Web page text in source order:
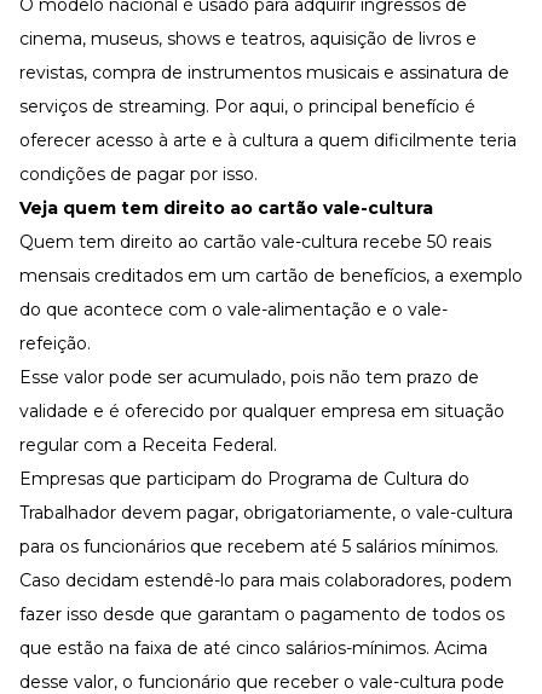
O modelo nacional é usado para adquirir ingressos de
cinema, museus, shows e teatros, aquisição de livros e
revistas, compra de instrumentos musicais e assinatura de
serviços de streaming. Por aqui, o principal benefício é
oferecer acesso à arte e à cultura a quem dificilmente teria
condições de pagar por isso.
Veja quem tem direito ao cartão vale-cultura
Quem tem direito ao cartão vale-cultura recebe 50 reais
mensais creditados em um cartão de benefícios, a exemplo
do que acontece com o vale-alimentação e o vale-
refeição.
Esse valor pode ser acumulado, pois não tem prazo de
validade e é oferecido por qualquer empresa em situação
regular com a Receita Federal.
Empresas que participam do Programa de Cultura do
Trabalhador devem pagar, obrigatoriamente, o vale-cultura
para os funcionários que recebem até 5 salários mínimos.
Caso decidam estendê-lo para mais colaboradores, podem
fazer isso desde que garantam o pagamento de todos os
que estão na faixa de até cinco salários-mínimos. Acima
desse valor, o funcionário que receber o vale-cultura pode